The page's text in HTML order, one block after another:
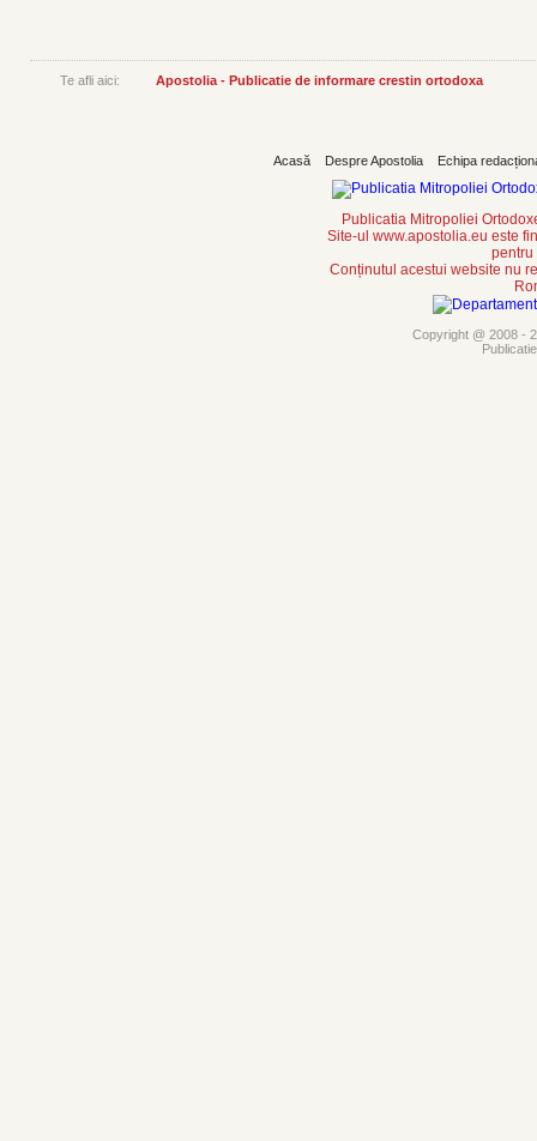
Te afli aici: Apostolia - Publicatie de informare crestin ortodoxa
Acasă Despre Apostolia Echipa
Publicatia Mitropoliei
Site-ul www.apostolia.eu este
pentru
Conținutul acestui website nu
Copyright @ 2008 -